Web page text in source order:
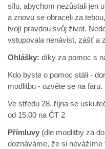
sílu, abychom nezůstali jen
a znovu se obraceli za
tvojí pravdou svůj život.
vstupovala nenávist, zášť a
Ohlášky: díky za pomoc s
Kdo byste o pomoc stáli -
modlitbu - ozvěte se na faru.
Ve středu 28. října se
od 15.00 na ČT 2
Přímluvy (dle modlitby za
doznáváme, že si